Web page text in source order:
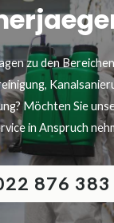
zu den
Möchten Sie
in Anspruch
876 383